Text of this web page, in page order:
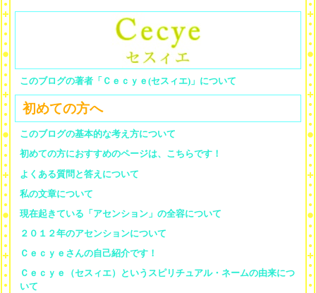
このブログの著者「Ｃｅｃｙｅ(セスィエ)」について
初めての方へ
このブログの基本的な考え方について
初めての方におすすめのページは、こちらです！
よくある質問と答えについて
私の文章について
現在起きている「アセンション」の全容について
２０１２年のアセンションについて
Ｃｅｃｙｅさんの自己紹介です！
Ｃｅｃｙｅ（セスィエ）というスピリチュアル・ネームの由来につ
いて